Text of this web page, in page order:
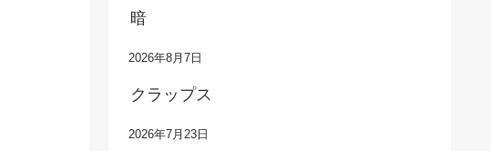
暗
2026年8月7日
クラップス
2026年7月23日